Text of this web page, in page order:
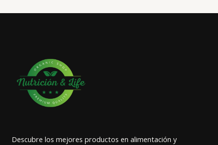
Descubre los mejores productos en alimentación y